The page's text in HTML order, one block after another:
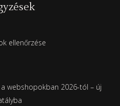
ellenőrzése
webshopokban 2026-tól – új